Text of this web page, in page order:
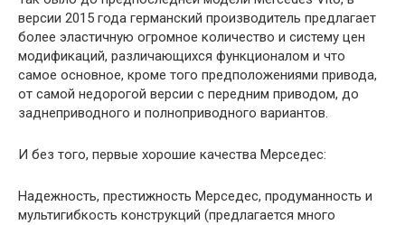
версии 2015 года германский производитель предлагает
более эластичную огромное количество и систему цен
модификаций, различающихся функционалом и что
самое основное, кроме того предположениями привода,
от самой недорогой версии с передним приводом, до
заднеприводного и полноприводного вариантов.
И без того, первые хорошие качества Мерседес:
Надежность, престижность Мерседес, продуманность и
мультигибкость конструкций (предлагается много